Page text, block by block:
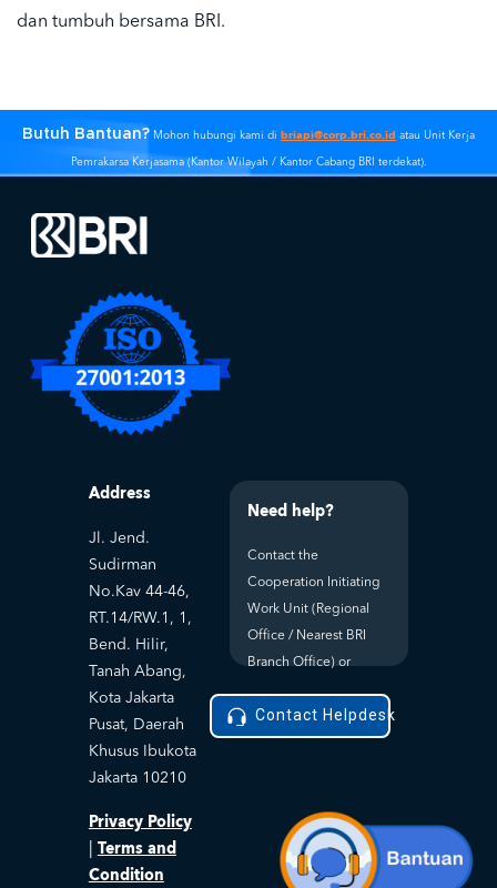
dan tumbuh bersama BRI.
Butuh Bantuan? Mohon hubungi kami di briapi@corp.bri.co.id atau Unit Kerja
Pemrakarsa Kerjasama (Kantor Wilayah / Kantor Cabang BRI terdekat).
Address
Jl. Jend.
Sudirman
No.Kav 44-46,
RT.14/RW.1, 1,
Bend. Hilir,
Tanah Abang,
Kota Jakarta
Pusat, Daerah
Khusus Ibukota
Jakarta 10210
Privacy Policy
Terms and
Condition
Need help?
Contact the
Cooperation Initiating
Work Unit (Regional
Office / Nearest BRI
Branch Office) or
Contact Helpdesk